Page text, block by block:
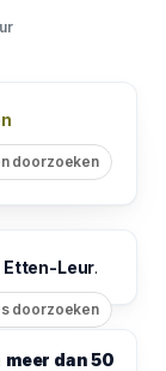
doorzoeken
Etten-Leur.
doorzoeken
meer dan 50